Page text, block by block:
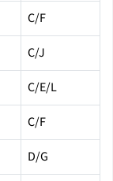
C/F
C/J
C/E/L
C/F
D/G